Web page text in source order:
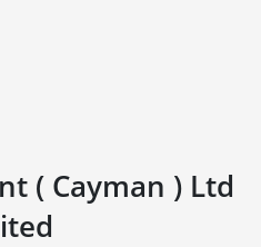
( Cayman ) Ltd